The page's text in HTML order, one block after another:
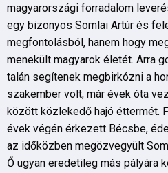
magyarországi forradalom
egy bizonyos Somlai Artúr és
megfontolásból, hanem hogy
menekült magyarok életét. Arra
talán segítenek megbirkózni a
szakember volt, már évek óta
között közlekedő hajó éttermét.
évek végén érkezett Bécsbe,
az időközben megözvegyült
Ő ugyan eredetileg más pályára